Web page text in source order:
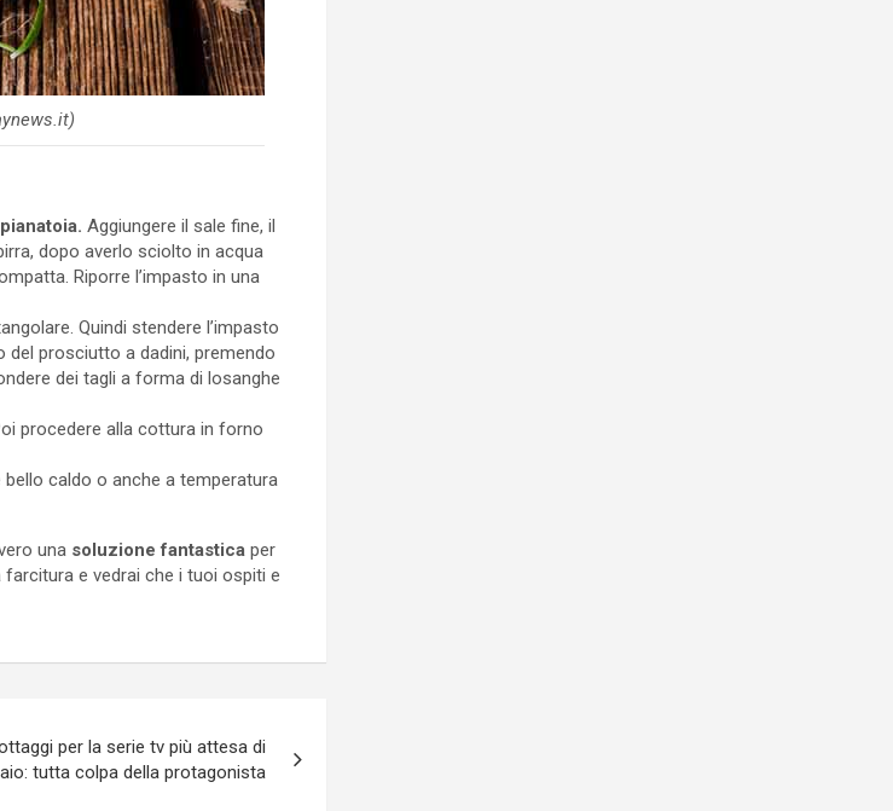
Aggiungere il sale fine, il
dopo averlo sciolto in acqua
Riporre l’impasto in una
Quindi stendere l’impasto
prosciutto a dadini, premendo
dei tagli a forma di losanghe
procedere alla cottura in forno
caldo o anche a temperatura
una soluzione fantastica per
farcitura e vedrai che i tuoi ospiti e
per la serie tv più attesa di
tutta colpa della protagonista